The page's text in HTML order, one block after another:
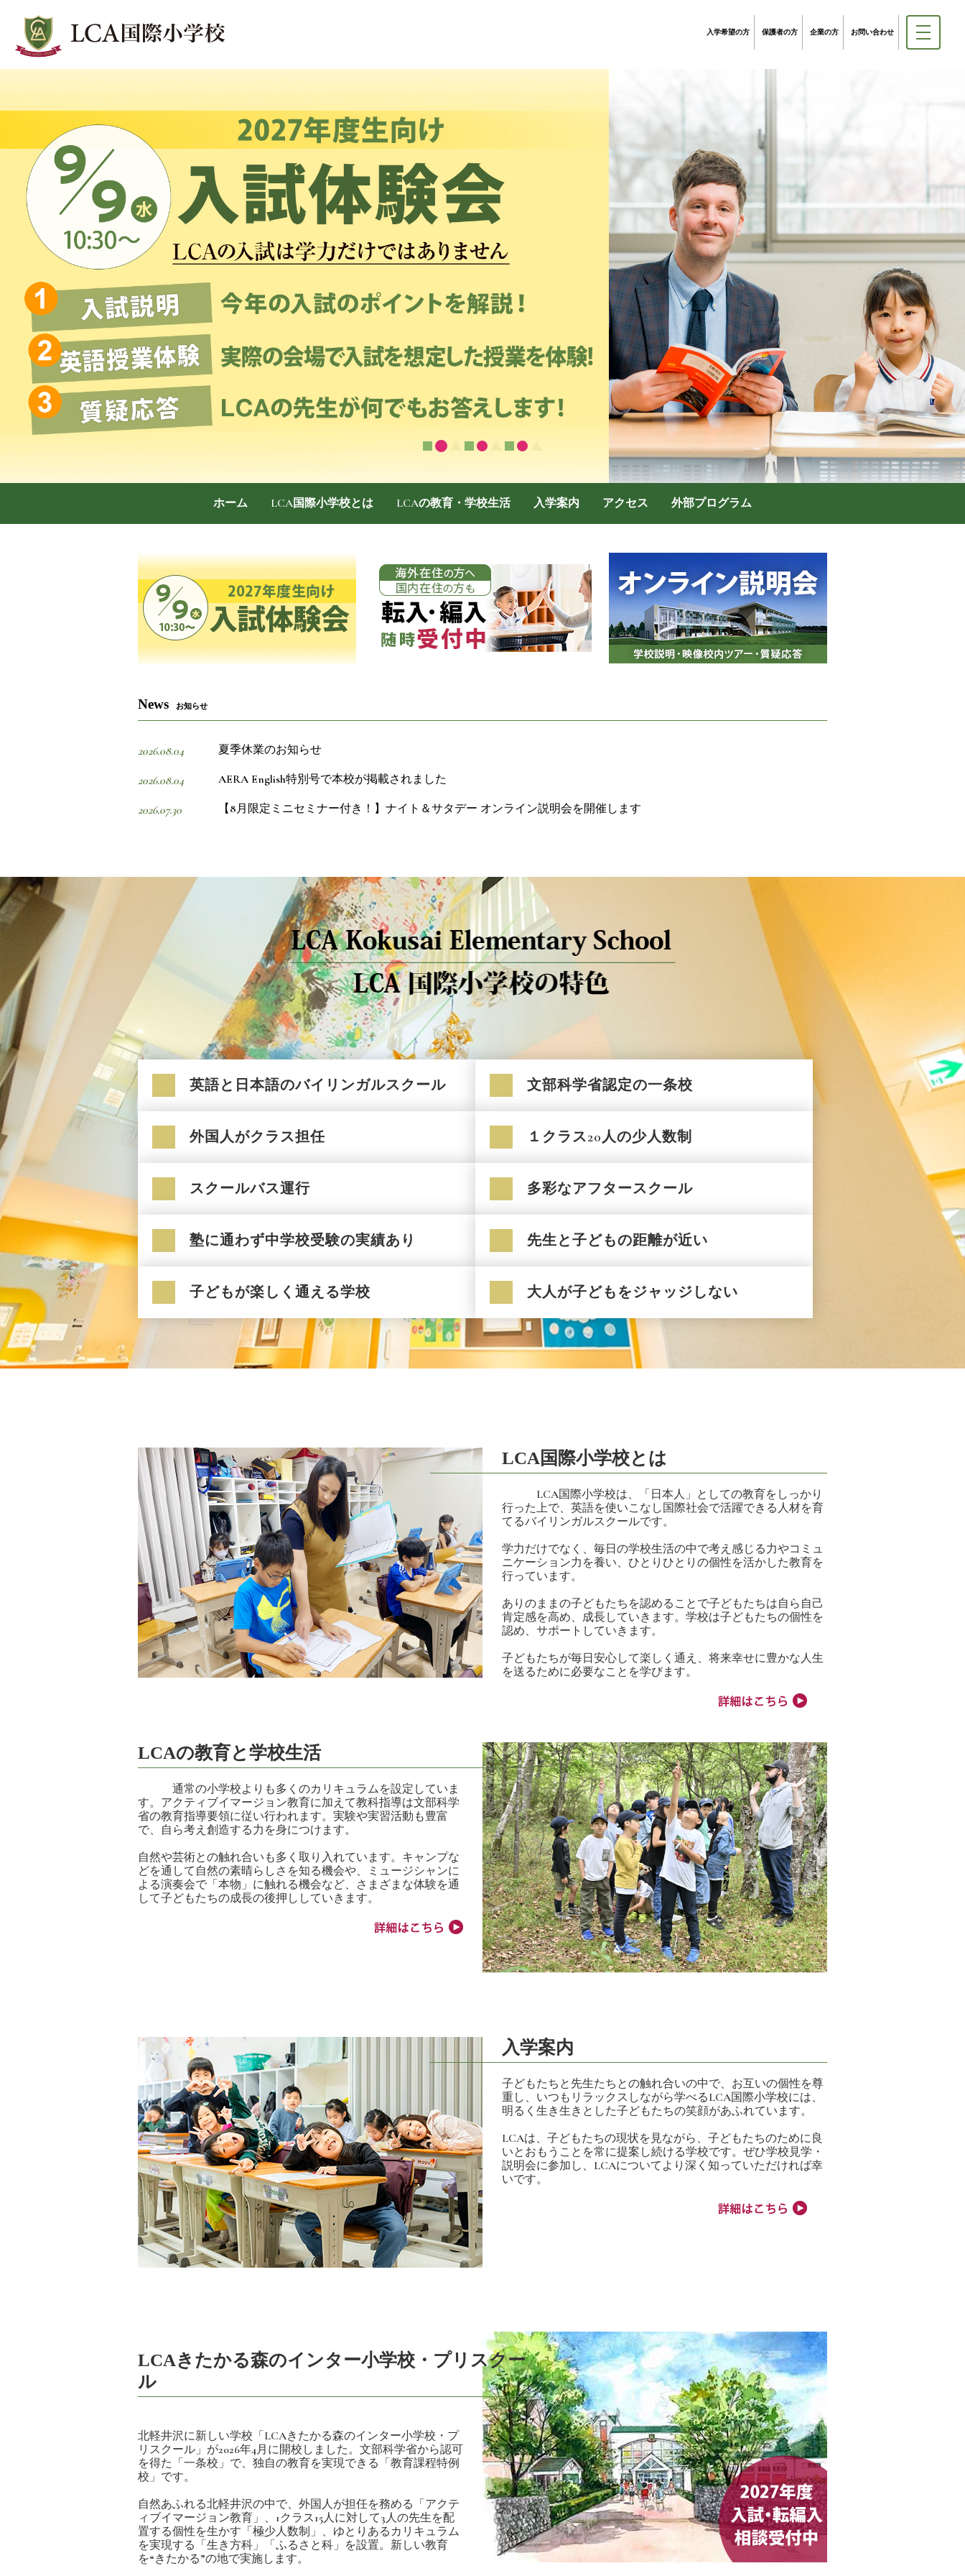
入学希望の方 保護者の方 企業の方 お問い合わせ
ホーム LCA国際小学校とは LCAの教育・学校生活 入学案内 アクセス 外部プログラム
News お知らせ
2026.08.04 夏季休業のお知らせ
2026.08.04 AERA English特別号で本校が掲載されました
2026.07.30 【8月限定ミニセミナー付き！】ナイト＆サタデー オンライン説明会を開催します
英語と日本語のバイリンガルスクール 文部科学省認定の一条校
外国人がクラス担任 １クラス20人の少人数制
スクールバス運行 多彩なアフタースクール
塾に通わず中学校受験の実績あり 先生と子どもの距離が近い
子どもが楽しく通える学校 大人が子どもをジャッジしない
LCA国際小学校とは
LCA国際小学校は、「日本人」としての教育をしっかり
行った上で、英語を使いこなし国際社会で活躍できる人材を育
てるバイリンガルスクールです。
学力だけでなく、毎日の学校生活の中で考え感じる力やコミュ
ニケーション力を養い、ひとりひとりの個性を活かした教育を
行っています。
ありのままの子どもたちを認めることで子どもたちは自ら自己
肯定感を高め、成長していきます。学校は子どもたちの個性を
認め、サポートしていきます。
子どもたちが毎日安心して楽しく通え、将来幸せに豊かな人生
を送るために必要なことを学びます。
LCAの教育と学校生活
通常の小学校よりも多くのカリキュラムを設定していま
す。アクティブイマージョン教育に加えて教科指導は文部科学
省の教育指導要領に従い行われます。実験や実習活動も豊富
で、自ら考え創造する力を身につけます。
自然や芸術との触れ合いも多く取り入れています。キャンプな
どを通して自然の素晴らしさを知る機会や、ミュージシャンに
よる演奏会で「本物」に触れる機会など、さまざまな体験を通
して子どもたちの成長の後押ししていきます。
入学案内
子どもたちと先生たちとの触れ合いの中で、お互いの個性を尊
重し、いつもリラックスしながら学べるLCA国際小学校には、
明るく生き生きとした子どもたちの笑顔があふれています。
LCAは、子どもたちの現状を見ながら、子どもたちのために良
いとおもうことを常に提案し続ける学校です。ぜひ学校見学・
説明会に参加し、LCAについてより深く知っていただければ幸
いです。
LCAきたかる森のインター小学校・プリスクー
ル
北軽井沢に新しい学校「LCAきたかる森のインター小学校・プ
リスクール」が2026年4月に開校しました。文部科学省から認可
を得た「一条校」で、独自の教育を実現できる「教育課程特例
校」です。
自然あふれる北軽井沢の中で、外国人が担任を務める「アクテ
ィブイマージョン教育」、1クラス15人に対して3人の先生を配
置する個性を生かす「極少人数制」、ゆとりあるカリキュラム
を実現する「生き方科」「ふるさと科」を設置。新しい教育
を“きたかる”の地で実施します。